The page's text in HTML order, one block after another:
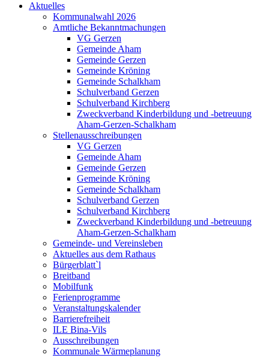
Aktuelles
Kommunalwahl 2026
Amtliche Bekanntmachungen
VG Gerzen
Gemeinde Aham
Gemeinde Gerzen
Gemeinde Kröning
Gemeinde Schalkham
Schulverband Gerzen
Schulverband Kirchberg
Zweckverband Kinderbildung und -betreuung
Aham-Gerzen-Schalkham
Stellenausschreibungen
VG Gerzen
Gemeinde Aham
Gemeinde Gerzen
Gemeinde Kröning
Gemeinde Schalkham
Schulverband Gerzen
Schulverband Kirchberg
Zweckverband Kinderbildung und -betreuung
Aham-Gerzen-Schalkham
Gemeinde- und Vereinsleben
Aktuelles aus dem Rathaus
Bürgerblatt`l
Breitband
Mobilfunk
Ferienprogramme
Veranstaltungskalender
Barrierefreiheit
ILE Bina-Vils
Ausschreibungen
Kommunale Wärmeplanung